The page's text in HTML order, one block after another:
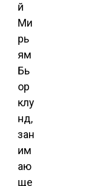
й
Ми
рь
ям
Бь
ор
клу
нд,
зан
им
аю
ще